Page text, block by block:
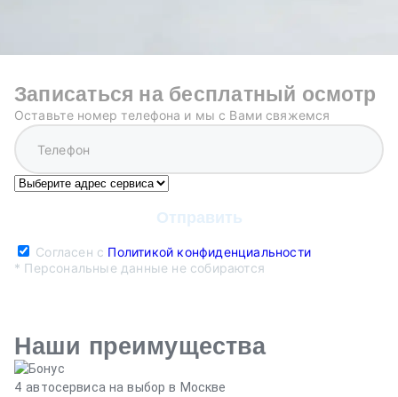
Записаться на бесплатный осмотр
Оставьте номер телефона и мы с Вами свяжемся
Согласен с Политикой конфиденциальности
* Персональные данные не собираются
Наши преимущества
4 автосервиса на выбор в Москве